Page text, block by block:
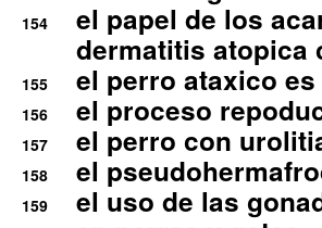
154
el papel de los
dermatitis atopica
155 el perro ataxico
156 el proceso
157 el perro con
158 el
159
el uso de las